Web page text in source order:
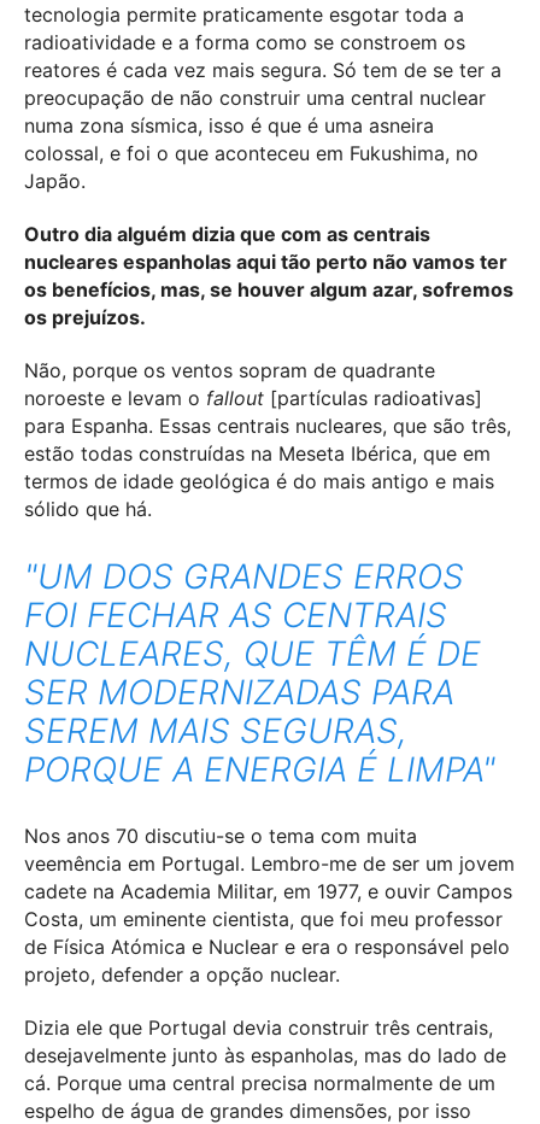
tecnologia permite praticamente esgotar toda a
radioatividade e a forma como se constroem os
reatores é cada vez mais segura. Só tem de se ter a
preocupação de não construir uma central nuclear
numa zona sísmica, isso é que é uma asneira
colossal, e foi o que aconteceu em Fukushima, no
Japão.
Outro dia alguém dizia que com as centrais
nucleares espanholas aqui tão perto não vamos ter
os benefícios, mas, se houver algum azar, sofremos
os prejuízos.
Não, porque os ventos sopram de quadrante
noroeste e levam o fallout [partículas radioativas]
para Espanha. Essas centrais nucleares, que são três,
estão todas construídas na Meseta Ibérica, que em
termos de idade geológica é do mais antigo e mais
sólido que há.
"UM DOS GRANDES ERROS
FOI FECHAR AS CENTRAIS
NUCLEARES, QUE TÊM É DE
SER MODERNIZADAS PARA
SEREM MAIS SEGURAS,
PORQUE A ENERGIA É LIMPA"
Nos anos 70 discutiu-se o tema com muita
veemência em Portugal. Lembro-me de ser um jovem
cadete na Academia Militar, em 1977, e ouvir Campos
Costa, um eminente cientista, que foi meu professor
de Física Atómica e Nuclear e era o responsável pelo
projeto, defender a opção nuclear.
Dizia ele que Portugal devia construir três centrais,
desejavelmente junto às espanholas, mas do lado de
cá. Porque uma central precisa normalmente de um
espelho de água de grandes dimensões, por isso